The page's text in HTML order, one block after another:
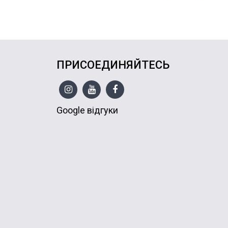
ПРИСОЕДИНЯЙТЕСЬ
Google відгуки